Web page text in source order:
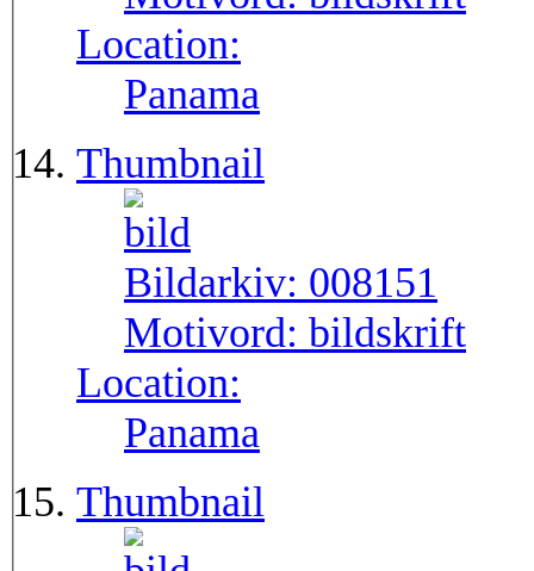
Location:
Panama
Thumbnail
Bildarkiv: 008151
Motivord: bildskrift
Location:
Panama
Thumbnail